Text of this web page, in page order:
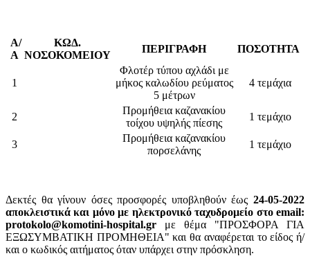
Α/
Α
ΚΩΔ.
ΝΟΣΟΚΟΜΕΙΟΥ
ΠΕΡΙΓΡΑΦΗ ΠΟΣΟΤΗΤΑ
1
Φλοτέρ τύπου αχλάδι με
μήκος καλωδίου ρεύματος
5 μέτρων
4 τεμάχια
2
Προμήθεια καζανακίου
τοίχου υψηλής πίεσης
1 τεμάχιο
3
Προμήθεια καζανακίου
πορσελάνης
1 τεμάχιο
Δεκτές θα γίνουν όσες προσφορές υποβληθούν έως 24-05-2022
αποκλειστικά και μόνο με ηλεκτρονικό ταχυδρομείο στο email:
protokolo@komotini-hospital.gr με θέμα "ΠΡΟΣΦΟΡΑ ΓΙΑ
ΕΞΩΣΥΜΒΑΤΙΚΗ ΠΡΟΜΗΘΕΙΑ" και θα αναφέρεται το είδος ή/
και ο κωδικός αιτήματος όταν υπάρχει στην πρόσκληση.